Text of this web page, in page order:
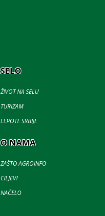
SELO
ŽIVOT NA SELU
TURIZAM
LEPOTE SRBIJE
O NAMA
ZAŠTO AGROINFO
CILJEVI
NAČELO